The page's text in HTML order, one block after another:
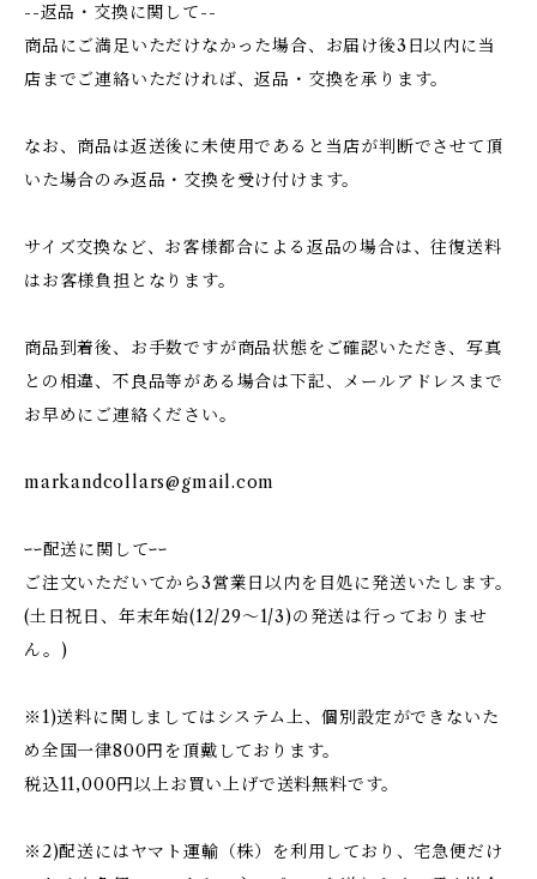
--返品・交換に関して--
商品にご満足いただけなかった場合、お届け後3日以内に当
店までご連絡いただければ、返品・交換を承ります。
なお、商品は返送後に未使用であると当店が判断でさせて頂
いた場合のみ返品・交換を受け付けます。
サイズ交換など、お客様都合による返品の場合は、往復送料
はお客様負担となります。
商品到着後、お手数ですが商品状態をご確認いただき、写真
との相違、不良品等がある場合は下記、メールアドレスまで
お早めにご連絡ください。
markandcollars@gmail.com
ｰｰ配送に関してｰｰ
ご注文いただいてから3営業日以内を目処に発送いたします。
(土日祝日、年末年始(12/29〜1/3)の発送は行っておりませ
ん。)
※1)送料に関しましてはシステム上、個別設定ができないた
め全国一律800円を頂戴しております。
税込11,000円以上お買い上げで送料無料です。
※2)配送にはヤマト運輸（株）を利用しており、宅急便だけ